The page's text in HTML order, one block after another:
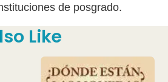
de posgrado.
Like